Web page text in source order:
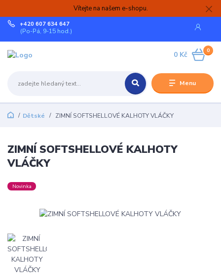
Vítejte na našem e-shopu.
Menu
+420 607 634 647
(Po-Pá, 9-15 hod.)
0
0 Kč
Dětské ZIMNÍ SOFTSHELLOVÉ KALHOTY VLÁČKY
ZIMNÍ SOFTSHELLOVÉ KALHOTY
VLÁČKY
Novinka